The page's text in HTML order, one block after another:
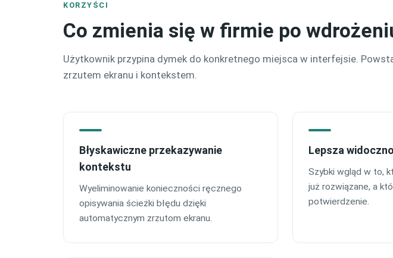
KORZYŚCI
Co zmienia się w firmie po
Użytkownik przypina dymek do konkretnego miejsca w interfejsie.
zrzutem ekranu i kontekstem.
Błyskawiczne przekazywanie
kontekstu
Wyeliminowanie konieczności ręcznego
opisywania ścieżki błędu dzięki
automatycznym zrzutom ekranu.
Lepsza
Szybki wgląd w to,
już rozwiązane, a
potwierdzenie.